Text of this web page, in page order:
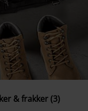
& frakker (3)